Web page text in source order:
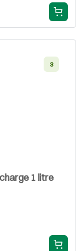
3
1 litre